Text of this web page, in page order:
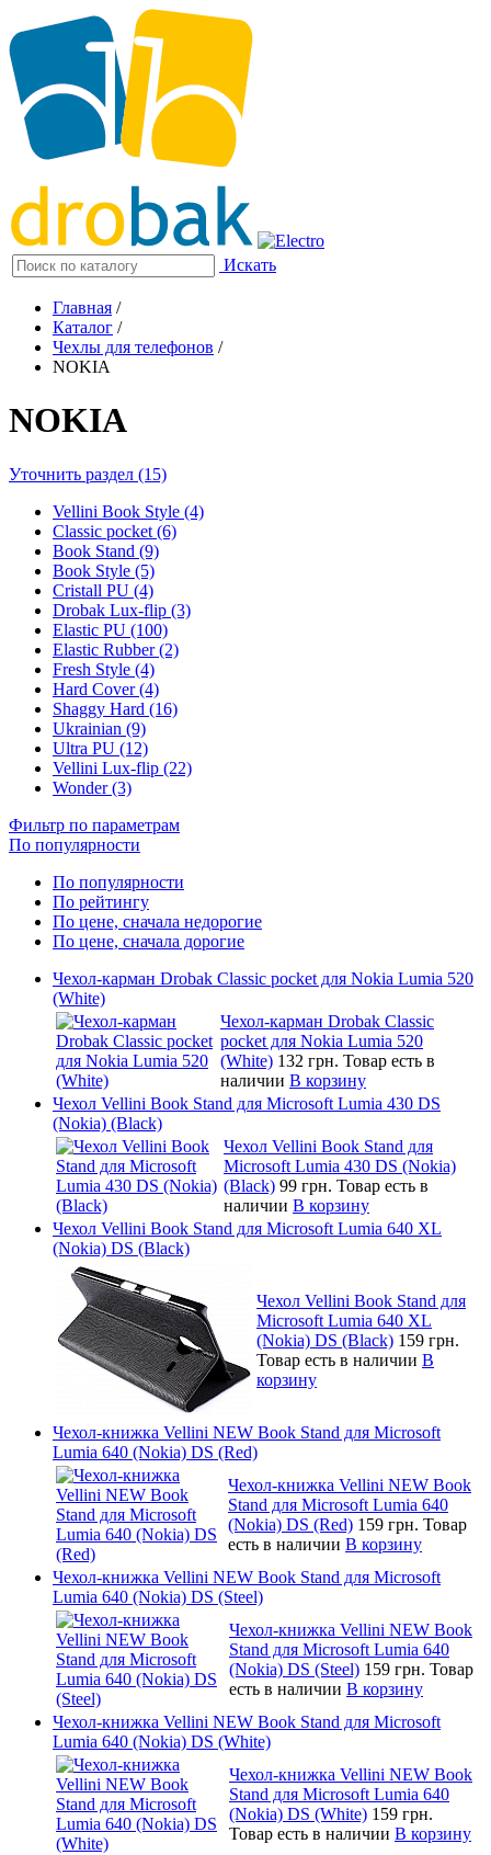
Искать
Главная /
Каталог /
Чехлы для телефонов /
NOKIA
NOKIA
Уточнить раздел (15)
Vellini Book Style (4)
Classic pocket (6)
Book Stand (9)
Book Style (5)
Cristall PU (4)
Drobak Lux-flip (3)
Elastic PU (100)
Elastic Rubber (2)
Fresh Style (4)
Hard Cover (4)
Shaggy Hard (16)
Ukrainian (9)
Ultra PU (12)
Vellini Lux-flip (22)
Wonder (3)
Фильтр по параметрам
По популярности
По популярности
По рейтингу
По цене, сначала недорогие
По цене, сначала дорогие
Чехол-карман Drobak Classic pocket для Nokia Lumia 520
(White)
Чехол-карман Drobak Classic
pocket для Nokia Lumia 520
(White) 132 грн. Товар есть в
наличии В корзину
Чехол Vellini Book Stand для Microsoft Lumia 430 DS
(Nokia) (Black)
Чехол Vellini Book Stand для
Microsoft Lumia 430 DS (Nokia)
(Black) 99 грн. Товар есть в
наличии В корзину
Чехол Vellini Book Stand для Microsoft Lumia 640 XL
(Nokia) DS (Black)
Чехол Vellini Book Stand для
Microsoft Lumia 640 XL
(Nokia) DS (Black) 159 грн.
Товар есть в наличии В
корзину
Чехол-книжка Vellini NEW Book Stand для Microsoft
Lumia 640 (Nokia) DS (Red)
Чехол-книжка Vellini NEW Book
Stand для Microsoft Lumia 640
(Nokia) DS (Red) 159 грн. Товар
есть в наличии В корзину
Чехол-книжка Vellini NEW Book Stand для Microsoft
Lumia 640 (Nokia) DS (Steel)
Чехол-книжка Vellini NEW Book
Stand для Microsoft Lumia 640
(Nokia) DS (Steel) 159 грн. Товар
есть в наличии В корзину
Чехол-книжка Vellini NEW Book Stand для Microsoft
Lumia 640 (Nokia) DS (White)
Чехол-книжка Vellini NEW Book
Stand для Microsoft Lumia 640
(Nokia) DS (White) 159 грн.
Товар есть в наличии В корзину